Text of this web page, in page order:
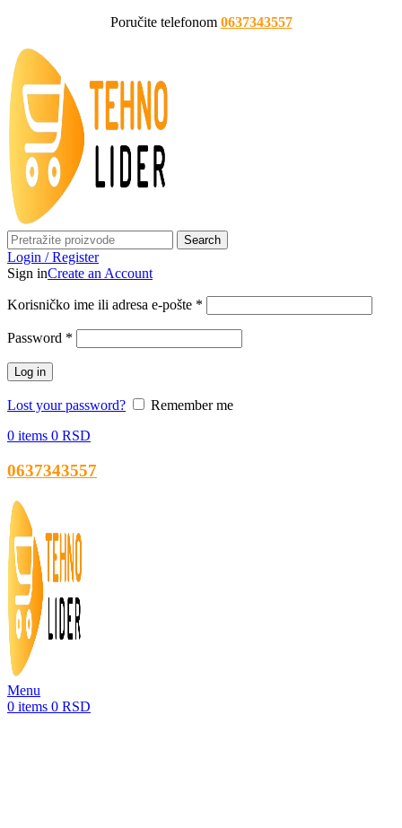
Poručite telefonom 0637343557
Search
Login / Register
Sign inCreate an Account
Korisničko ime ili adresa e-pošte *
Password *
Log in
Lost your password?
Remember me
0 items 0 RSD
0637343557
Menu
0 items 0 RSD